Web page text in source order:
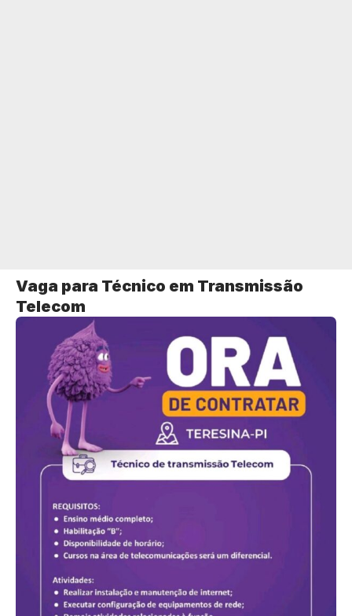
Vaga para Técnico em Transmissão
Telecom